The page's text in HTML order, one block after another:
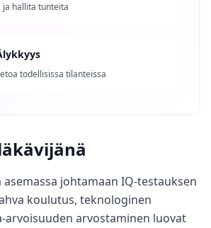
ja hallita tunteita
todellisissa tilanteissa
asemassa johtamaan IQ-testauksen
koulutus, teknologinen
arvoisuuden arvostaminen luovat